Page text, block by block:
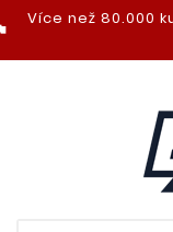
Více než 80.000